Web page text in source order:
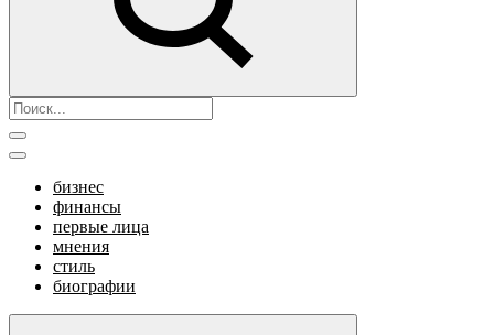
бизнес
финансы
первые лица
мнения
стиль
биографии